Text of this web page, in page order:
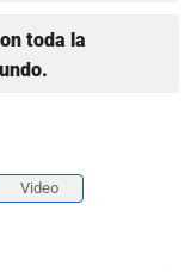
toda la
Video